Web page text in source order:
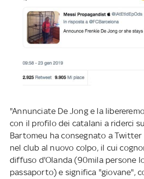
"Annunciate De Jong e la
con il profilo dei catalani a riderci
Bartomeu ha consegnato a
nel club al nuovo colpo, il cui
diffuso d'Olanda (90mila persone
passaporto) e significa "giovane",